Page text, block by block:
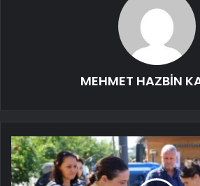
MEHMET HAZBİN